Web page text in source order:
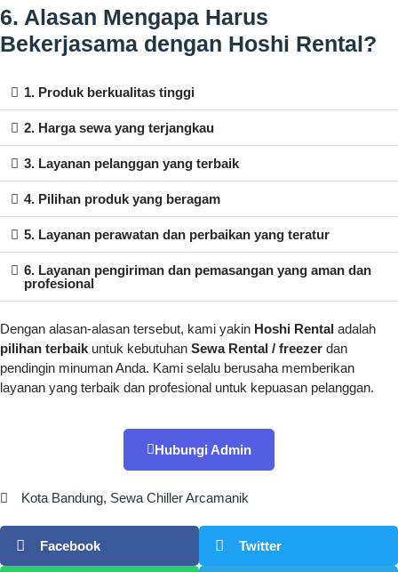
6. Alasan Mengapa Harus
Bekerjasama dengan Hoshi Rental?
1. Produk berkualitas tinggi
2. Harga sewa yang terjangkau
3. Layanan pelanggan yang terbaik
4. Pilihan produk yang beragam
5. Layanan perawatan dan perbaikan yang teratur
6. Layanan pengiriman dan pemasangan yang aman dan
profesional
Dengan alasan-alasan tersebut, kami yakin Hoshi Rental adalah
pilihan terbaik untuk kebutuhan Sewa Rental / freezer dan
pendingin minuman Anda. Kami selalu berusaha memberikan
layanan yang terbaik dan profesional untuk kepuasan pelanggan.
Hubungi Admin
Kota Bandung, Sewa Chiller Arcamanik
Facebook Twitter